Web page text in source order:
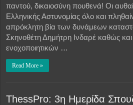
παντού, δικαιοσύνη πουθενά! Οι
Ελληνικής Αστυνομίας όλο και
απρόκλητη βία των δυνάμεων
Σκηνοθέτη Δημήτρη Ινδαρέ καθώς
ενοχοποιητικών …
Read More »
ThessPro: 3η Ημερίδα